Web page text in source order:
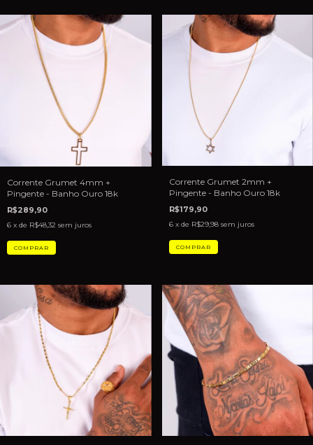
Corrente Grumet 4mm +
Pingente - Banho Ouro 18k
R$289,90
6 x de R$48,32 sem juros
Corrente Grumet 2mm +
Pingente - Banho Ouro 18k
R$179,90
6 x de R$29,98 sem juros